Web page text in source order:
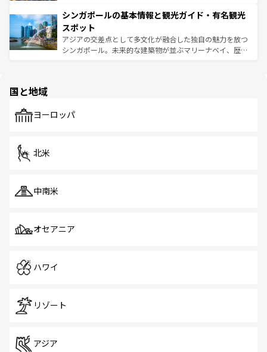
参照してほしい。
激する。気候は一年中温暖で、どの季節にも異なる楽しみ
が待っている。親しみやすいタイの人々、仏教を中心とし
た文化、そして多様な観光資源が、訪れる旅人を魅了し続
ける。 なお、新着のタイ情報はコンテンツ一覧を参照して
み、どこを訪れても感動するはず。観光スポットが密集し
ており、効率よく見どころを回れるのも魅力。息をのむよ
うな絶景から文化的な体験まで、香港を存分に楽しみ尽く
そう。 なお、新着の香港情報はコンテンツ一覧を参照して
シンガポールの基本情報と観光ガイド・有名観光
スポット
アジアの交差点として多文化が融合した独自の魅力を放つ
シンガポール。未来的な建築物が並ぶマリーナベイ、歴史
で、ホーカーズは地元の風情を楽しめる外せないスポット
国と地域
ヨーロッパ
北米
中南米
オセアニア
ハワイ
リゾート
アジア